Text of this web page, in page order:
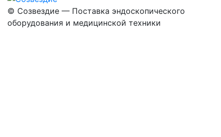
© Созвездие — Поставка эндоскопического
оборудования и медицинской техники